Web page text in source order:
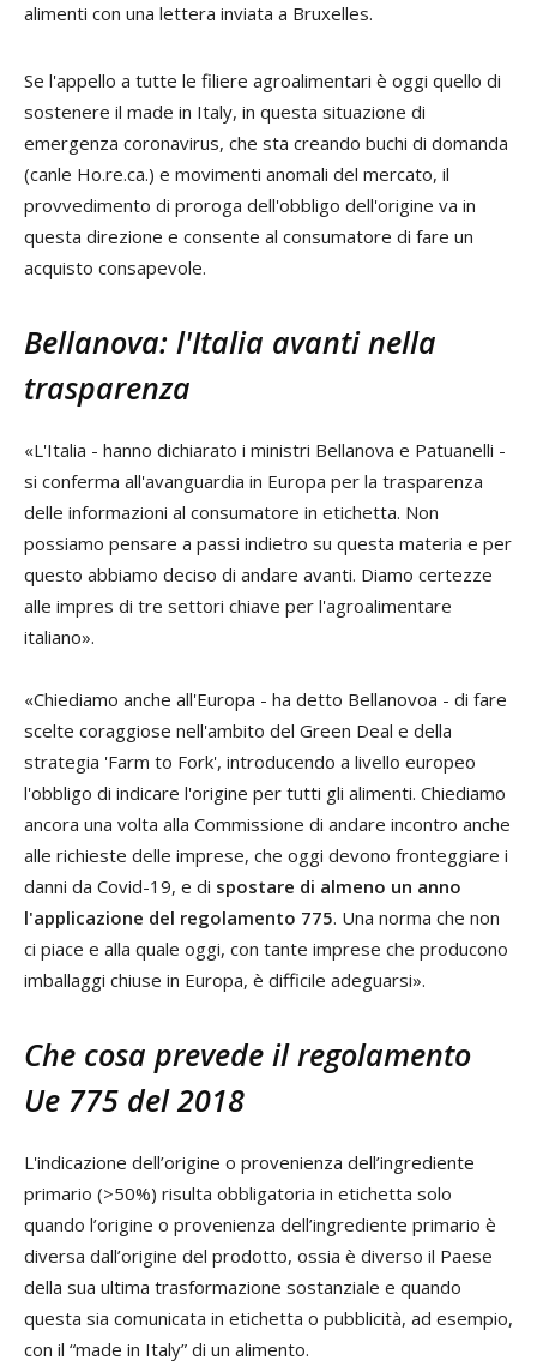
alimenti con una lettera inviata a Bruxelles.
Se l'appello a tutte le filiere agroalimentari è oggi quello di
sostenere il made in Italy, in questa situazione di
emergenza coronavirus, che sta creando buchi di domanda
(canle Ho.re.ca.) e movimenti anomali del mercato, il
provvedimento di proroga dell'obbligo dell'origine va in
questa direzione e consente al consumatore di fare un
acquisto consapevole.
Bellanova: l'Italia avanti nella
trasparenza
«L'Italia - hanno dichiarato i ministri Bellanova e Patuanelli -
si conferma all'avanguardia in Europa per la trasparenza
delle informazioni al consumatore in etichetta. Non
possiamo pensare a passi indietro su questa materia e per
questo abbiamo deciso di andare avanti. Diamo certezze
alle impres di tre settori chiave per l'agroalimentare
italiano».
«Chiediamo anche all'Europa - ha detto Bellanovoa - di fare
scelte coraggiose nell'ambito del Green Deal e della
strategia 'Farm to Fork', introducendo a livello europeo
l'obbligo di indicare l'origine per tutti gli alimenti. Chiediamo
ancora una volta alla Commissione di andare incontro anche
alle richieste delle imprese, che oggi devono fronteggiare i
danni da Covid-19, e di spostare di almeno un anno
l'applicazione del regolamento 775. Una norma che non
ci piace e alla quale oggi, con tante imprese che producono
imballaggi chiuse in Europa, è difficile adeguarsi».
Che cosa prevede il regolamento
Ue 775 del 2018
L'indicazione dell’origine o provenienza dell’ingrediente
primario (>50%) risulta obbligatoria in etichetta solo
quando l’origine o provenienza dell’ingrediente primario è
diversa dall’origine del prodotto, ossia è diverso il Paese
della sua ultima trasformazione sostanziale e quando
questa sia comunicata in etichetta o pubblicità, ad esempio,
con il “made in Italy” di un alimento.